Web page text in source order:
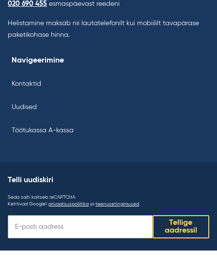
020 690 455 esmaspäevast reedeni
Helistamine maksab nii lautatelefonilt kui mobiililt tavapärase
paketikohase hinna.
Navigeerimine
Kontaktid
Uudised
Töötukassa A-kassa
Telli uudiskiri
Seda saiti kaitseb reCAPTCHA.
Kehtivad Google’i privaatsuspoliitika ja teenusetingimused.
uudiskiri:
Tellige
aadressil